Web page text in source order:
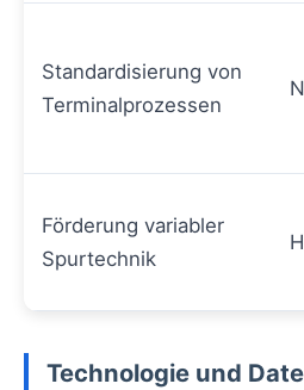
Standardisierung von
Terminalprozessen
Förderung variabler
Spurtechnik
Technologie und